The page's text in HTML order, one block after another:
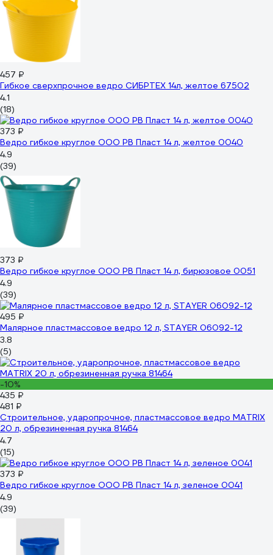
457 ₽
Гибкое сверхпрочное ведро СИБРТЕХ 14л, желтое 67502
4.1
(18)
373 ₽
Ведро гибкое круглое ООО РВ Пласт 14 л, желтое 0040
4.9
(39)
373 ₽
Ведро гибкое круглое ООО РВ Пласт 14 л, бирюзовое 0051
4.9
(39)
495 ₽
Малярное пластмассовое ведро 12 л, STAYER 06092-12
3.8
(5)
-10%
435 ₽
481 ₽
Строительное, ударопрочное, пластмассовое ведро MATRIX
20 л, обрезиненная ручка 81464
4.7
(15)
373 ₽
Ведро гибкое круглое ООО РВ Пласт 14 л, зеленое 0041
4.9
(39)